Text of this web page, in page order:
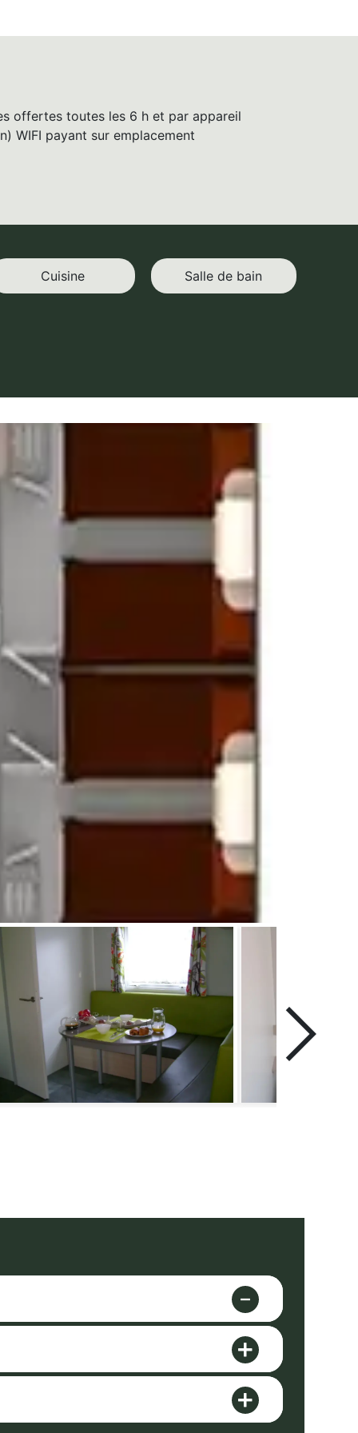
offertes toutes les 6 h et par appareil
WIFI payant sur emplacement
Cuisine Salle de bain